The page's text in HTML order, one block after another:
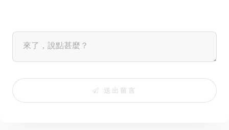
送出留言